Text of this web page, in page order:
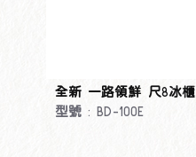
全新 一路領鮮 尺8冰櫃
型號 : BD-100E